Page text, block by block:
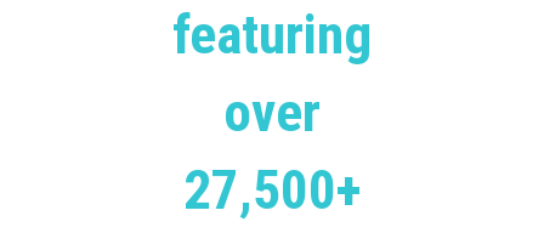
featuring
over
27,500+